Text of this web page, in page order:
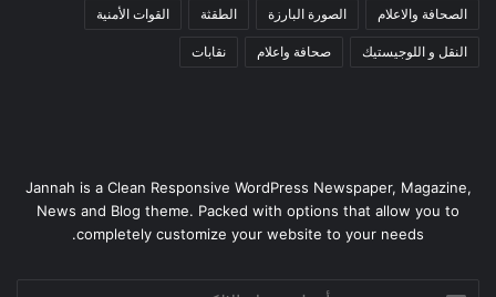
الصحافة والاعلام الصورة البارزة الطقثة القوات الأمنية
النقل و اللوجيستيك صحافة واعلام نقابات
Jannah is a Clean Responsive WordPress Newspaper, Magazine,
News and Blog theme. Packed with options that allow you to
completely customize your website to your needs.